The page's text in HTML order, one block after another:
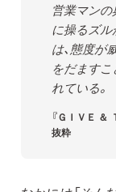
営業マン
に操るズル
は、態度が
をだます
れている。
『ＧＩＶＥ ＆
抜粋